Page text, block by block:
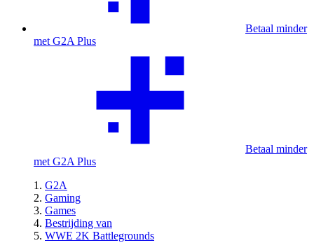
Betaal minder
met G2A Plus
Betaal minder
met G2A Plus
G2A
Gaming
Games
Bestrijding van
WWE 2K Battlegrounds